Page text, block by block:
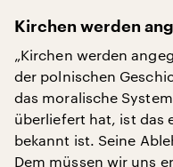
Kirchen werden
„Kirchen werden
der polnischen
das moralische
überliefert hat, ist das
bekannt ist. Seine
Dem müssen wir uns